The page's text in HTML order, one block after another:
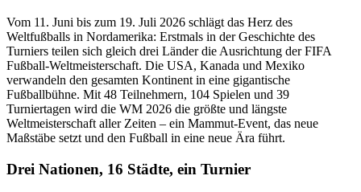
Vom 11. Juni bis zum 19. Juli 2026 schlägt das Herz des
Weltfußballs in Nordamerika: Erstmals in der Geschichte des
Turniers teilen sich gleich drei Länder die Ausrichtung der FIFA
Fußball-Weltmeisterschaft. Die USA, Kanada und Mexiko
verwandeln den gesamten Kontinent in eine gigantische
Fußballbühne. Mit 48 Teilnehmern, 104 Spielen und 39
Turniertagen wird die WM 2026 die größte und längste
Weltmeisterschaft aller Zeiten – ein Mammut-Event, das neue
Maßstäbe setzt und den Fußball in eine neue Ära führt.
Drei Nationen, 16 Städte, ein Turnier